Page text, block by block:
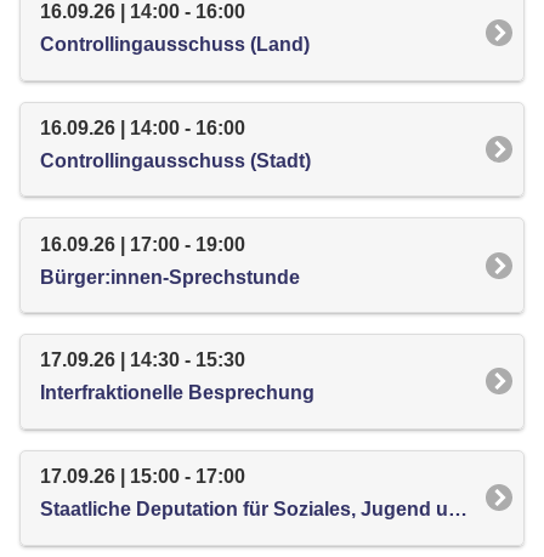
16.09.26 | 14:00 - 16:00
Controllingausschuss (Land)
16.09.26 | 14:00 - 16:00
Controllingausschuss (Stadt)
16.09.26 | 17:00 - 19:00
Bürger:innen-Sprechstunde
17.09.26 | 14:30 - 15:30
Interfraktionelle Besprechung
17.09.26 | 15:00 - 17:00
Staatliche Deputation für Soziales, Jugend und Integration